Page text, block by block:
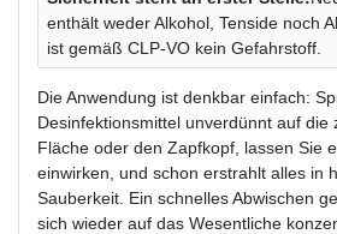
enthält weder Alkohol, Tenside noch
ist gemäß CLP-VO kein Gefahrstoff.
Die Anwendung ist denkbar einfach:
Desinfektionsmittel unverdünnt auf die
Fläche oder den Zapfkopf, lassen Sie
einwirken, und schon erstrahlt alles in
Sauberkeit. Ein schnelles Abwischen
sich wieder auf das Wesentliche